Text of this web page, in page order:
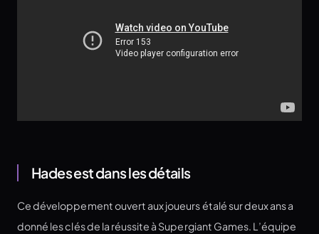
Hades est dans les détails
Ce développement ouvert aux joueurs étalé sur deux ans a
donné les clés de la réussite à Supergiant Games. L’équipe